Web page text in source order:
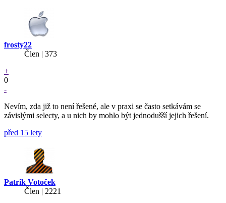
frosty22
Člen | 373
+
0
-
Nevím, zda již to není řešené, ale v praxi se často setkávám se
závislými selecty, a u nich by mohlo být jednodušší jejich řešení.
před 15 lety
Patrik Votoček
Člen | 2221